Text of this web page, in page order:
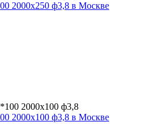
2000х250 ф3,8 в Москве
2000х100 ф3,8 в Москве